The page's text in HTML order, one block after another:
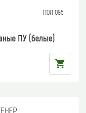
ПОЛ 095
ПУ (белые)